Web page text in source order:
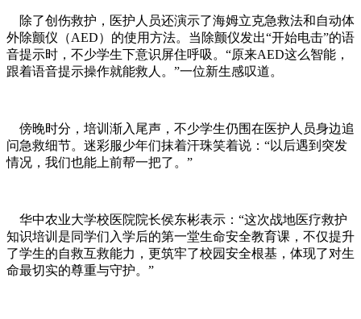
除了创伤救护，医护人员还演示了海姆立克急救法和自动体
外除颤仪（AED）的使用方法。当除颤仪发出“开始电击”的语
音提示时，不少学生下意识屏住呼吸。“原来AED这么智能，
跟着语音提示操作就能救人。”一位新生感叹道。
傍晚时分，培训渐入尾声，不少学生仍围在医护人员身边追
问急救细节。迷彩服少年们抹着汗珠笑着说：“以后遇到突发
情况，我们也能上前帮一把了。”
华中农业大学校医院院长侯东彬表示：“这次战地医疗救护
知识培训是同学们入学后的第一堂生命安全教育课，不仅提升
了学生的自救互救能力，更筑牢了校园安全根基，体现了对生
命最切实的尊重与守护。”